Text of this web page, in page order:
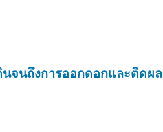
นจนถึงการออกดอกและติดผล